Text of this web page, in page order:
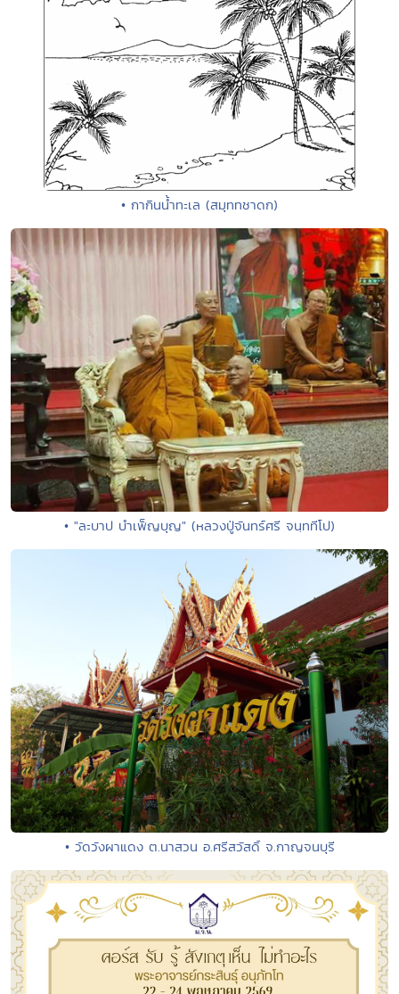
• กากินน้ำทะเล (สมุททชาดก)
• "ละบาป บำเพ็ญบุญ" (หลวงปู่จันทร์ศรี จนฺททีโป)
• วัดวังผาแดง ต.นาสวน อ.ศรีสวัสดิ์ จ.กาญจนบุรี